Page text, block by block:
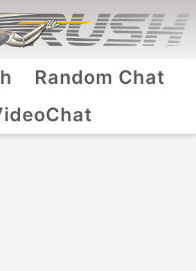
Random Chat